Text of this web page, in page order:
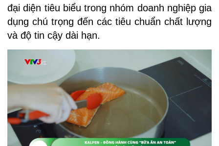
đại diện tiêu biểu trong nhóm doanh nghiệp gia
dụng chú trọng đến các tiêu chuẩn chất lượng
và độ tin cậy dài hạn.